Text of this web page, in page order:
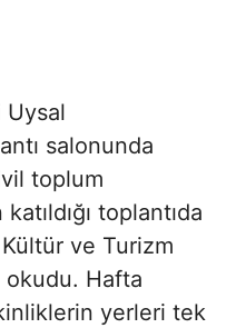
Uysal
salonunda
toplum
toplantıda
ve Turizm
okudu. Hafta
yerleri tek